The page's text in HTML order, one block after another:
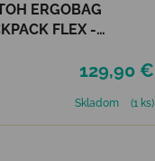
ERGOBAG
FLEX -
129,90 €
Skladom
(1 ks)